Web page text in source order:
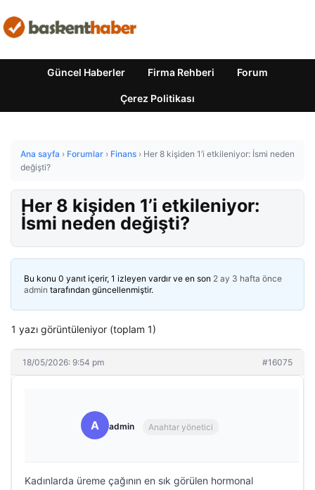
Güncel Haberler Firma Rehberi Forum
Çerez Politikası
Ana sayfa › Forumlar › Finans › Her 8 kişiden 1’i etkileniyor: İsmi neden
değişti?
Her 8 kişiden 1’i etkileniyor:
İsmi neden değişti?
Bu konu 0 yanıt içerir, 1 izleyen vardır ve en son 2 ay 3 hafta önce
admin tarafından güncellenmiştir.
1 yazı görüntüleniyor (toplam 1)
18/05/2026: 9:54 pm #16075
A admin Anahtar yönetici
Kadınlarda üreme çağının en sık görülen hormonal